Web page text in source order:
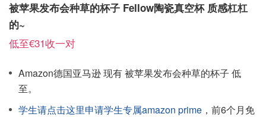
被苹果发布会种草的杯子 Fellow陶瓷真空杯 质感杠杠
的~
低至€31收一对
Amazon德国亚马逊 现有 被苹果发布会种草的杯子 低
至。
学生请点击这里申请学生专属amazon prime ，前6个月免